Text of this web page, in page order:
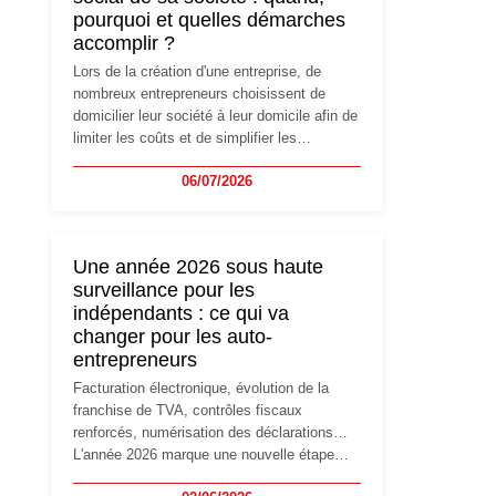
pourquoi et quelles démarches
accomplir ?
Lors de la création d'une entreprise, de
nombreux entrepreneurs choisissent de
domicilier leur société à leur domicile afin de
limiter les coûts et de simplifier les
l'activité, cette solution peut rapidement
siège social répond souvent à une nouvelle
étape de la vie de l'entreprise et implique
plusieurs formalités obligatoires.
06/07/2026
Une année 2026 sous haute
surveillance pour les
indépendants : ce qui va
changer pour les auto-
entrepreneurs
Facturation électronique, évolution de la
franchise de TVA, contrôles fiscaux
renforcés, numérisation des déclarations…
L'année 2026 marque une nouvelle étape